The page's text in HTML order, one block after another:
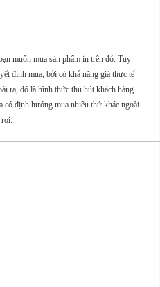
muốn mua sản phẩm in trên đó. Tuy
định mua, bởi có khả năng giá thực tế
ra, đó là hình thức thu hút khách hàng
có định hướng mua nhiều thứ khác ngoài